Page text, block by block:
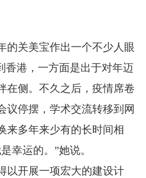
的关美宝作出一个不少人眼
港，一方面是出于对年迈
在侧。不久之后，疫情席卷
议停摆，学术交流转移到网
来多年来少有的长时间相
幸运的。”她说。
以开展一项宏大的建设计